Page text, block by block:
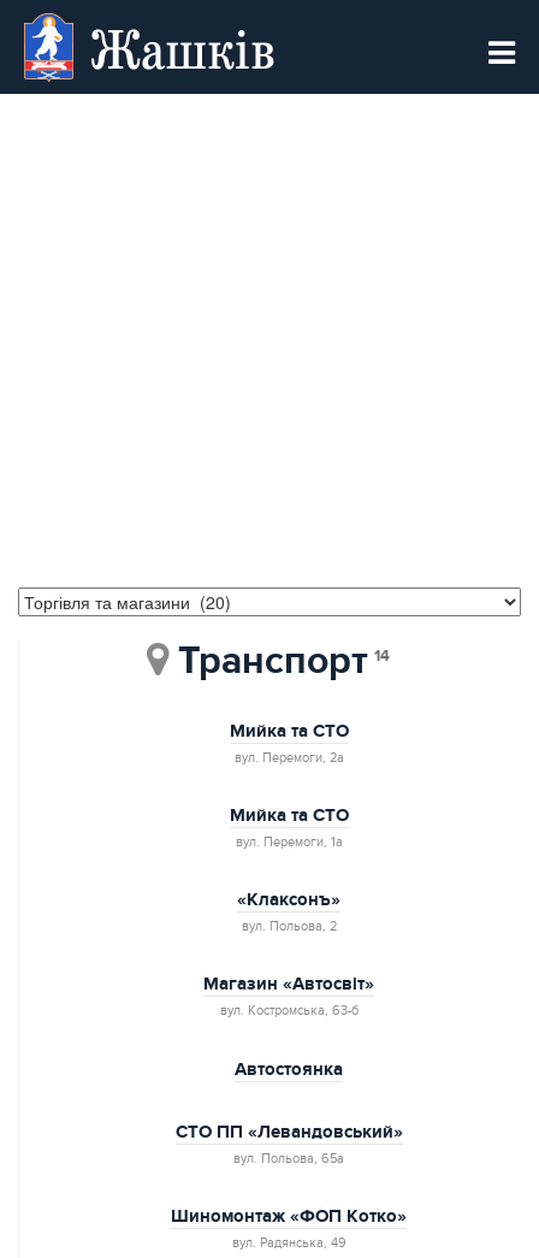
Жашків
Транспорт 14
Мийка та СТО
вул. Перемоги, 2а
Мийка та СТО
вул. Перемоги, 1а
«Клаксонъ»
вул. Польoва, 2
Магазин «Автосвіт»
вул. Костромська, 63-б
Автостоянка
СТО ПП «Левандовський»
вул. Польoва, 65а
Шиномонтаж «ФОП Котко»
вул. Радянська, 49